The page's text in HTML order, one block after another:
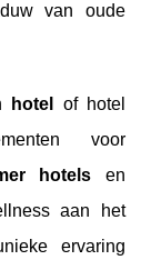
van oude
hotel
of hotel
voor
hotels en
aan het
ervaring